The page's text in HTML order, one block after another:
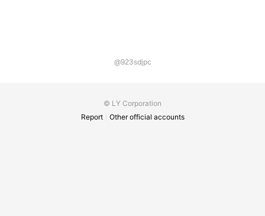
@923sdjpc
© LY Corporation
Report
Other official accounts